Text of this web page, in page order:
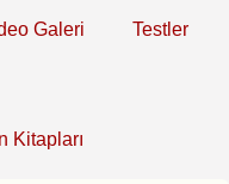
Galeri Testler
Kitapları